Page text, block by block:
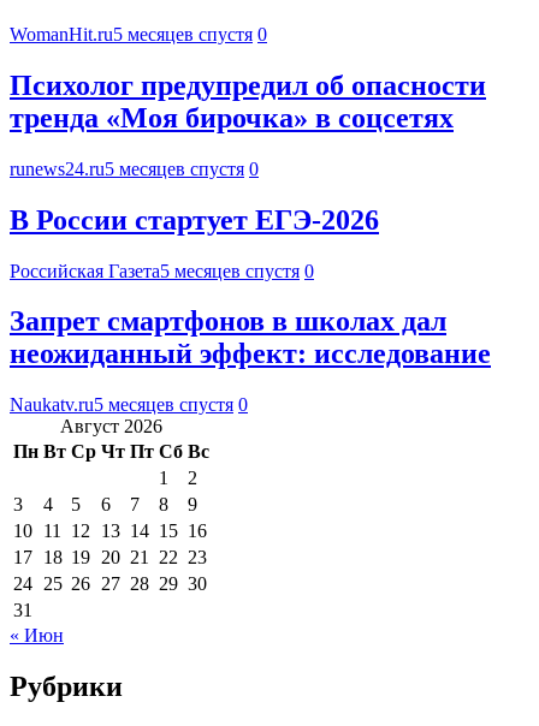
WomanHit.ru5 месяцев спустя 0
Психолог предупредил об опасности
тренда «Моя бирочка» в соцсетях
runews24.ru5 месяцев спустя 0
В России стартует ЕГЭ-2026
Российская Газета5 месяцев спустя 0
Запрет смартфонов в школах дал
неожиданный эффект: исследование
Naukatv.ru5 месяцев спустя 0
Август 2026
Пн Вт Ср Чт Пт Сб Вс
1
2
3
4 5 6 7 8
9
10 11 12 13 14 15 16
17 18 19 20 21 22 23
24 25 26 27 28 29 30
31
« Июн
Рубрики